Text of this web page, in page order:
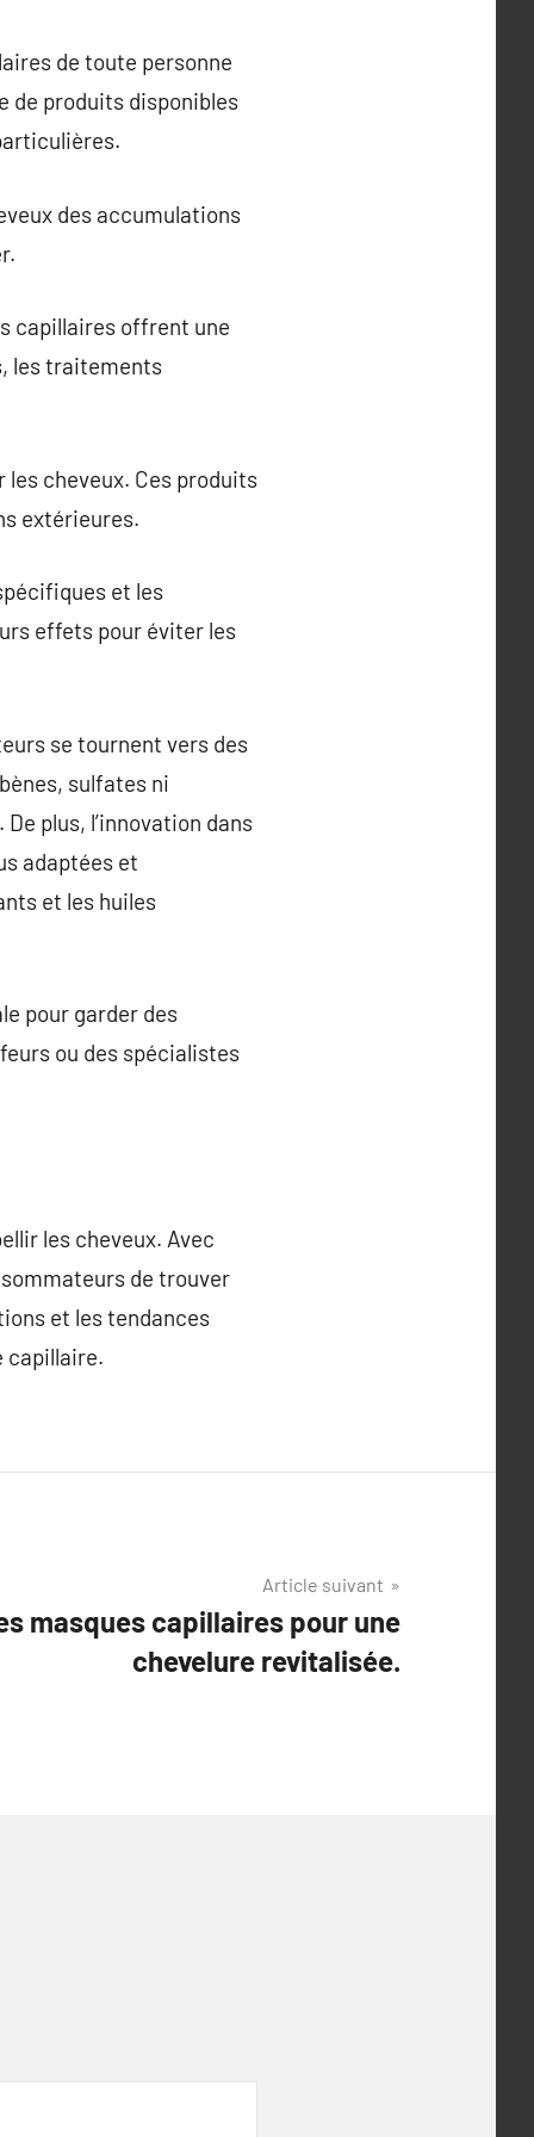
de toute personne
de produits disponibles
des accumulations
capillaires offrent une
les traitements
cheveux. Ces produits
extérieures.
et les
effets pour éviter les
se tournent vers des
sulfates ni
plus, l’innovation dans
adaptées et
et les huiles
pour garder des
ou des spécialistes
les cheveux. Avec
de trouver
et les tendances
capillaire.
Article suivant
masques capillaires pour une
chevelure revitalisée.